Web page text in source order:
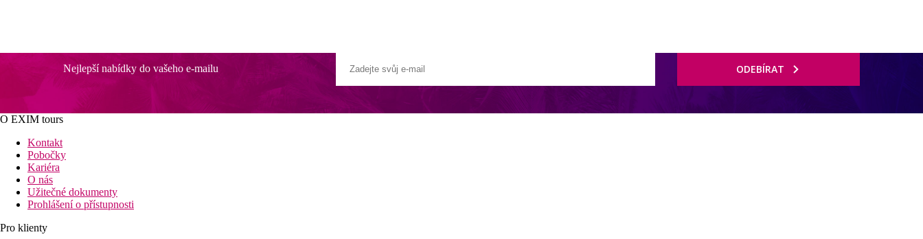
Nejlepší nabídky do vašeho e-mailu ODEBÍRAT
O EXIM tours
Kontakt
Pobočky
Kariéra
O nás
Užitečné dokumenty
Prohlášení o přístupnosti
Pro klienty